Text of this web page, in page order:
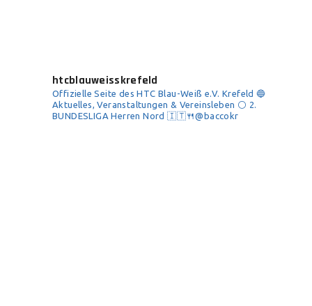
htcblauweisskrefeld
Offizielle Seite des HTC Blau-Weiß e.V. Krefeld🔵
Aktuelles, Veranstaltungen & Vereinsleben ⚪️ 2.
BUNDESLIGA Herren Nord 🇮🇹🍴@baccokr